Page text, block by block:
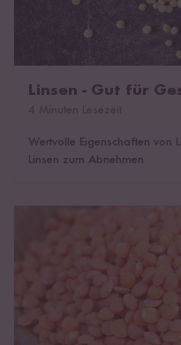
Linsen - Gut für
Wertvolle Eigenschaften von
Linsen zum Abnehmen